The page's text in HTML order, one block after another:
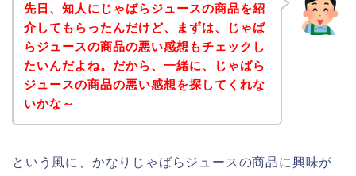
先日、知人にじゃばらジュースの商品を紹
介してもらったんだけど、まずは、じゃば
らジュースの商品の悪い感想もチェックし
たいんだよね。だから、一緒に、じゃばら
ジュースの商品の悪い感想を探してくれな
いかな～
という風に、かなりじゃばらジュースの商品に興味が